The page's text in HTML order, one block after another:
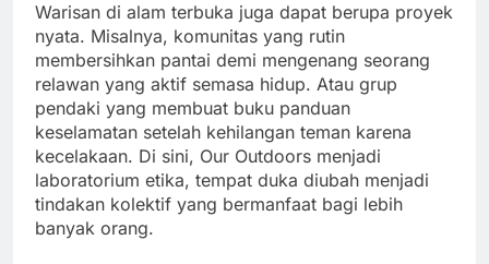
Warisan di alam terbuka juga dapat berupa proyek
nyata. Misalnya, komunitas yang rutin
membersihkan pantai demi mengenang seorang
relawan yang aktif semasa hidup. Atau grup
pendaki yang membuat buku panduan
keselamatan setelah kehilangan teman karena
kecelakaan. Di sini, Our Outdoors menjadi
laboratorium etika, tempat duka diubah menjadi
tindakan kolektif yang bermanfaat bagi lebih
banyak orang.